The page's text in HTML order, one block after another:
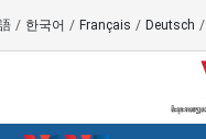
/ 한국어 / Français / Deutsch /